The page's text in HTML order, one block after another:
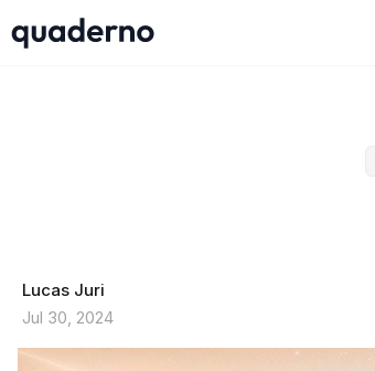
Lucas Juri
Jul 30, 2024